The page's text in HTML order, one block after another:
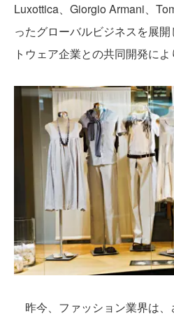
Luxottica、Giorgio Armani、
ったグローバルビジネスを展
トウェア企業との共同開発によ
昨今、ファッション業界は